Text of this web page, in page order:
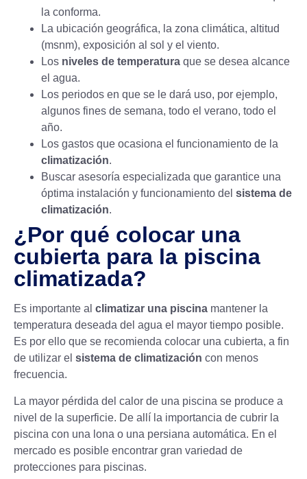
la conforma.
La ubicación geográfica, la zona climática, altitud
(msnm), exposición al sol y el viento.
Los niveles de temperatura que se desea alcance
el agua.
Los periodos en que se le dará uso, por ejemplo,
algunos fines de semana, todo el verano, todo el
año.
Los gastos que ocasiona el funcionamiento de la
climatización.
Buscar asesoría especializada que garantice una
óptima instalación y funcionamiento del sistema de
climatización.
¿Por qué colocar una
cubierta para la piscina
climatizada?
Es importante al climatizar una piscina mantener la
temperatura deseada del agua el mayor tiempo posible.
Es por ello que se recomienda colocar una cubierta, a fin
de utilizar el sistema de climatización con menos
frecuencia.
La mayor pérdida del calor de una piscina se produce a
nivel de la superficie. De allí la importancia de cubrir la
piscina con una lona o una persiana automática. En el
mercado es posible encontrar gran variedad de
protecciones para piscinas.